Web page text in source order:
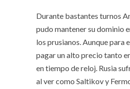
Durante bastantes turnos
pudo mantener su dominio
los prusianos. Aunque para
pagar un alto precio tanto
en tiempo de reloj. Rusia
al ver como Saltikov y